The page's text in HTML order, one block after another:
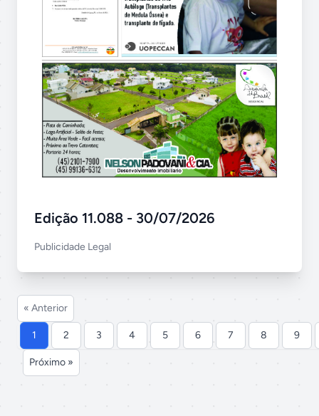
Edição 11.088 - 30/07/2026
Publicidade Legal
« Anterior
1 2 3 4 5 6 7 8 9
Próximo »